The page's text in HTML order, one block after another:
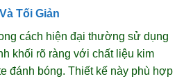
Tối Giản
cách hiện đại thường sử dụng
khối rõ ràng với chất liệu kim
đánh bóng. Thiết kế này phù hợp